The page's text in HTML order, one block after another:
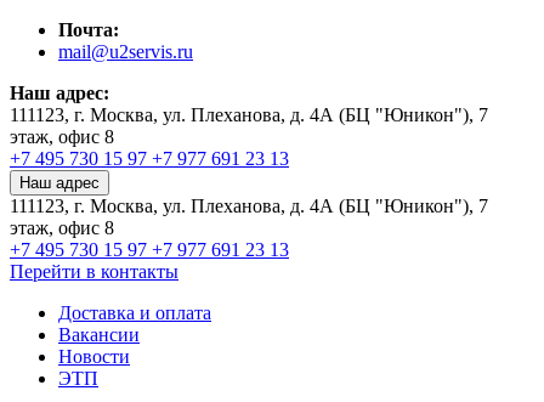
Почта:
mail@u2servis.ru
Наш адрес:
111123, г. Москва, ул. Плеханова, д. 4А (БЦ "Юникон"), 7
этаж, офис 8
+7 495 730 15 97 +7 977 691 23 13
Наш адрес
111123, г. Москва, ул. Плеханова, д. 4А (БЦ "Юникон"), 7
этаж, офис 8
+7 495 730 15 97 +7 977 691 23 13
Перейти в контакты
Доставка и оплата
Вакансии
Новости
ЭТП